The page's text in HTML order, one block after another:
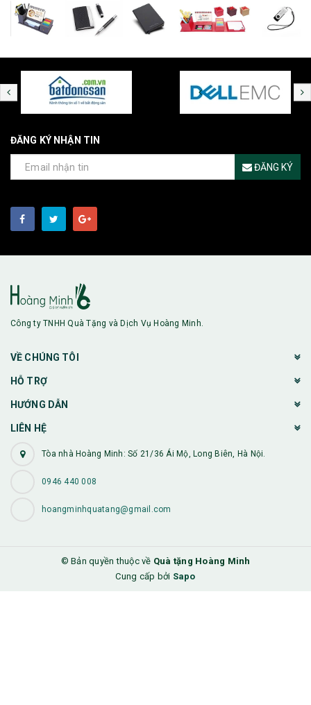
ĐĂNG KÝ NHẬN TIN
ĐĂNG KÝ
Công ty TNHH Quà Tặng và Dịch Vụ Hoàng Minh.
VỀ CHÚNG TÔI
HỖ TRỢ
HƯỚNG DẪN
LIÊN HỆ
Tòa nhà Hoàng Minh: Số 21/36 Ái Mộ, Long Biên, Hà Nội.
0946 440 008
hoangminhquatang@gmail.com
© Bản quyền thuộc về Quà tặng Hoàng Minh
Cung cấp bởi Sapo